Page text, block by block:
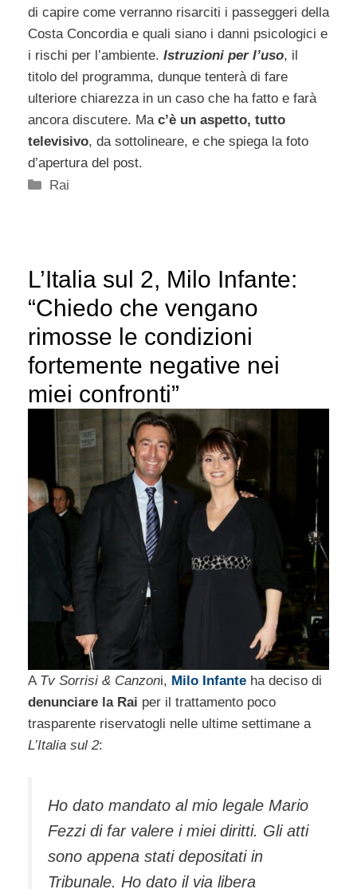
di capire come verranno risarciti i passeggeri della
Costa Concordia e quali siano i danni psicologici e
i rischi per l’ambiente. Istruzioni per l’uso, il
titolo del programma, dunque tenterà di fare
ulteriore chiarezza in un caso che ha fatto e farà
ancora discutere. Mac’è un aspetto, tutto
televisivo, da sottolineare, e che spiega la foto
d’apertura del post.
Categorie
Rai
L’Italia sul 2, Milo Infante:
“Chiedo che vengano
rimosse le condizioni
fortemente negative nei
miei confronti”
A Tv Sorrisi & Canzoni, Milo Infante ha deciso di
denunciare la Rai per il trattamento poco
trasparente riservatogli nelle ultime settimane a
L’Italia sul 2:
Ho dato mandato al mio legale Mario
Fezzi di far valere i miei diritti. Gli atti
sono appena stati depositati in
Tribunale. Ho dato il via libera